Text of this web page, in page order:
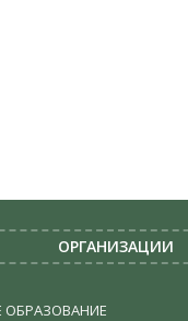
ОРГАНИЗАЦИИ
ОБРАЗОВАНИЕ